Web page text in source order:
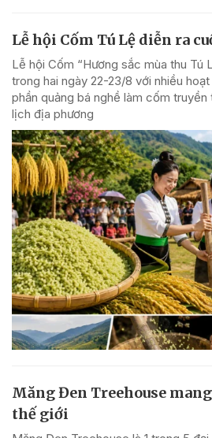
Lễ hội Cốm Tú Lệ diễn ra
Lễ hội Cốm “Hương sắc mùa thu Tú
trong hai ngày 22-23/8 với nhiều
phần quảng bá nghề làm cốm
lịch địa phương
Măng Đen Treehouse
thế giới